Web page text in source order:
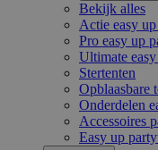
Bekijk alles
Actie easy
Pro easy up
Ultimate
Stertenten
Opblaasbare
Onderdelen
Accessoires
Easy up